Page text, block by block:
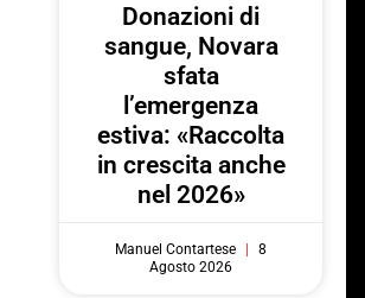
Donazioni di
sangue, Novara
sfata
l’emergenza
estiva: «Raccolta
in crescita anche
nel 2026»
Manuel Contartese
8
Agosto 2026